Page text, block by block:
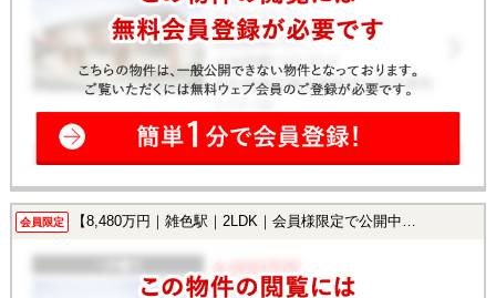
会員限定 【8,480万円｜雑色駅｜2LDK｜会員様限定で公開中！】